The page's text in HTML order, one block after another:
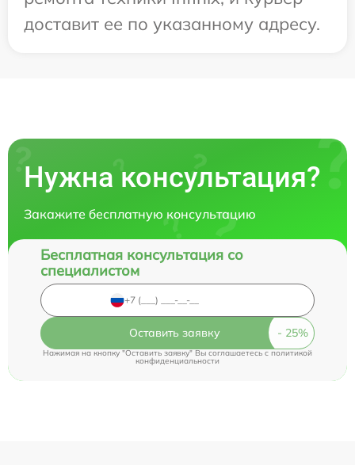
доставит ее по указанному адресу.
Нужна консультация?
Закажите бесплатную консультацию
Бесплатная консультация со
специалистом
Оставить заявку
Нажимая на кнопку "Оставить заявку" Вы соглашаетесь cполитикой
конфиденциальности